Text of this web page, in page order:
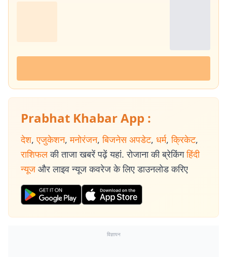
Prabhat Khabar App :
देश, एजुकेशन, मनोरंजन, बिजनेस अपडेट, धर्म, क्रिकेट,
राशिफल की ताजा खबरें पढ़ें यहां. रोजाना की ब्रेकिंग हिंदी
न्यूज और लाइव न्यूज कवरेज के लिए डाउनलोड करिए
विज्ञापन